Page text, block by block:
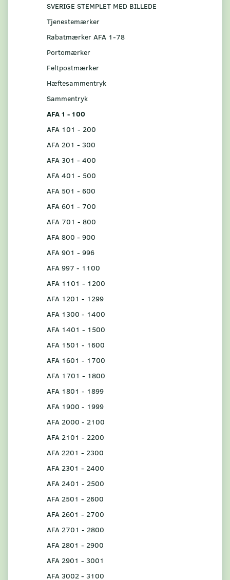
SVERIGE STEMPLET MED BILLEDE
Tjenestemærker
Rabatmærker AFA 1-78
Portomærker
Feltpostmærker
Hæftesammentryk
Sammentryk
AFA 1 - 100
AFA 101 - 200
AFA 201 - 300
AFA 301 - 400
AFA 401 - 500
AFA 501 - 600
AFA 601 - 700
AFA 701 - 800
AFA 800 - 900
AFA 901 - 996
AFA 997 - 1100
AFA 1101 - 1200
AFA 1201 - 1299
AFA 1300 - 1400
AFA 1401 - 1500
AFA 1501 - 1600
AFA 1601 - 1700
AFA 1701 - 1800
AFA 1801 - 1899
AFA 1900 - 1999
AFA 2000 - 2100
AFA 2101 - 2200
AFA 2201 - 2300
AFA 2301 - 2400
AFA 2401 - 2500
AFA 2501 - 2600
AFA 2601 - 2700
AFA 2701 - 2800
AFA 2801 - 2900
AFA 2901 - 3001
AFA 3002 - 3100